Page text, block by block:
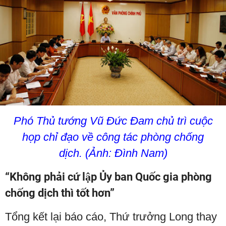
Phó Thủ tướng Vũ Đức Đam chủ trì cuộc
họp chỉ đạo về công tác phòng chống
dịch. (Ảnh: Đình Nam)
“Không phải cứ lập Ủy ban Quốc gia phòng
chống dịch thì tốt hơn”
Tổng kết lại báo cáo, Thứ trưởng Long thay